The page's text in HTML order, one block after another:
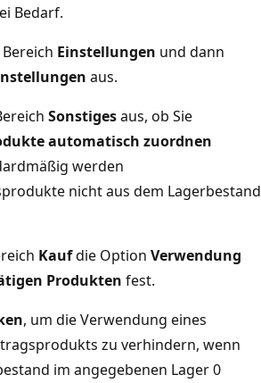
Bedarf.
Einstellungen und dann
aus.
Sonstigesaus, ob Sie
automatisch zuordnen
werden
nicht aus dem Lagerbestand
Kaufdie Option Verwendung
Produkten fest.
, um die Verwendung eines
zu verhindern, wenn
im angegebenen Lager 0